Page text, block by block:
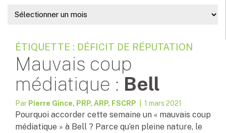
ÉTIQUETTE : DÉFICIT DE RÉPUTATION
Mauvais coup
médiatique : Bell
Par Pierre Gince, PRP, ARP, FSCRP | 1 mars 2021
Pourquoi accorder cette semaine un « mauvais coup
médiatique » à Bell ? Parce qu’en pleine nature, le